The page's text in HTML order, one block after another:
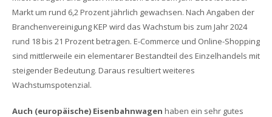
Markt um rund 6,2 Prozent jährlich gewachsen. Nach Angaben der
Branchenvereinigung KEP wird das Wachstum bis zum Jahr 2024
rund 18 bis 21 Prozent betragen. E-Commerce und Online-Shopping
sind mittlerweile ein elementarer Bestandteil des Einzelhandels mit
steigender Bedeutung. Daraus resultiert weiteres
Wachstumspotenzial.
Auch (europäische) Eisenbahnwagen haben ein sehr gutes